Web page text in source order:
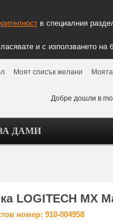
в специалния
и с използването на
Моят списък желани
Добре дошли в
ДАМИ
LOGITECH MX
номер: 910-004958